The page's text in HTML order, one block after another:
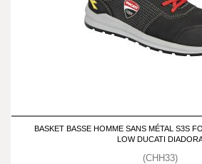
BASKET BASSE HOMME SANS MÉTAL S3S
LOW DUCATI
(CHH33)